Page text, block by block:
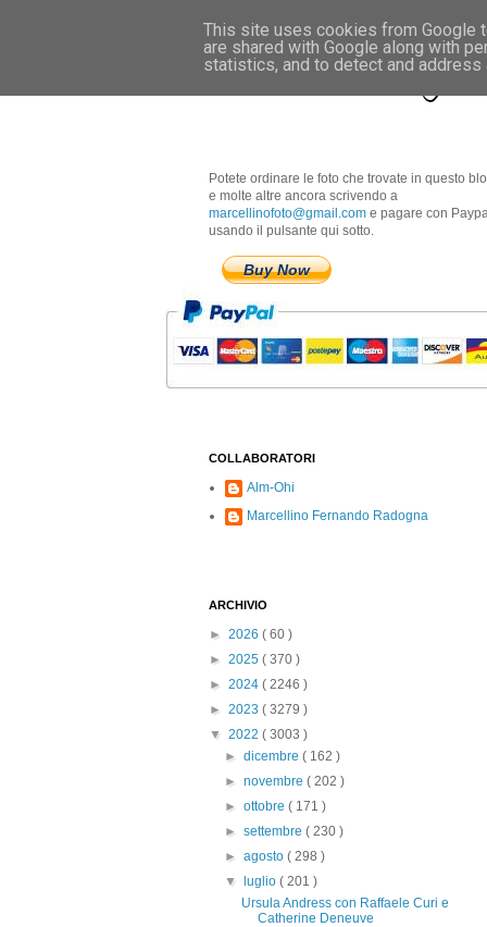
Marcellino
Potete ordinare le foto che trovate in questo
e molte altre ancora scrivendo a
marcellinofoto@gmail.com e pagare con
usando il pulsante qui sotto.
Buy Now
COLLABORATORI
Alm-Ohi
Marcellino Fernando Radogna
ARCHIVIO
► 2026 ( 60 )
► 2025 ( 370 )
► 2024 ( 2246 )
► 2023 ( 3279 )
▼ 2022 ( 3003 )
►dicembre( 162 )
►novembre( 202 )
►ottobre( 171 )
►settembre( 230 )
►agosto( 298 )
▼
luglio( 201 )
Ursula Andress con Raffaele Curi e
Catherine Deneuve
This site uses cookies from Google
are shared with Google along with
statistics, and to detect and address